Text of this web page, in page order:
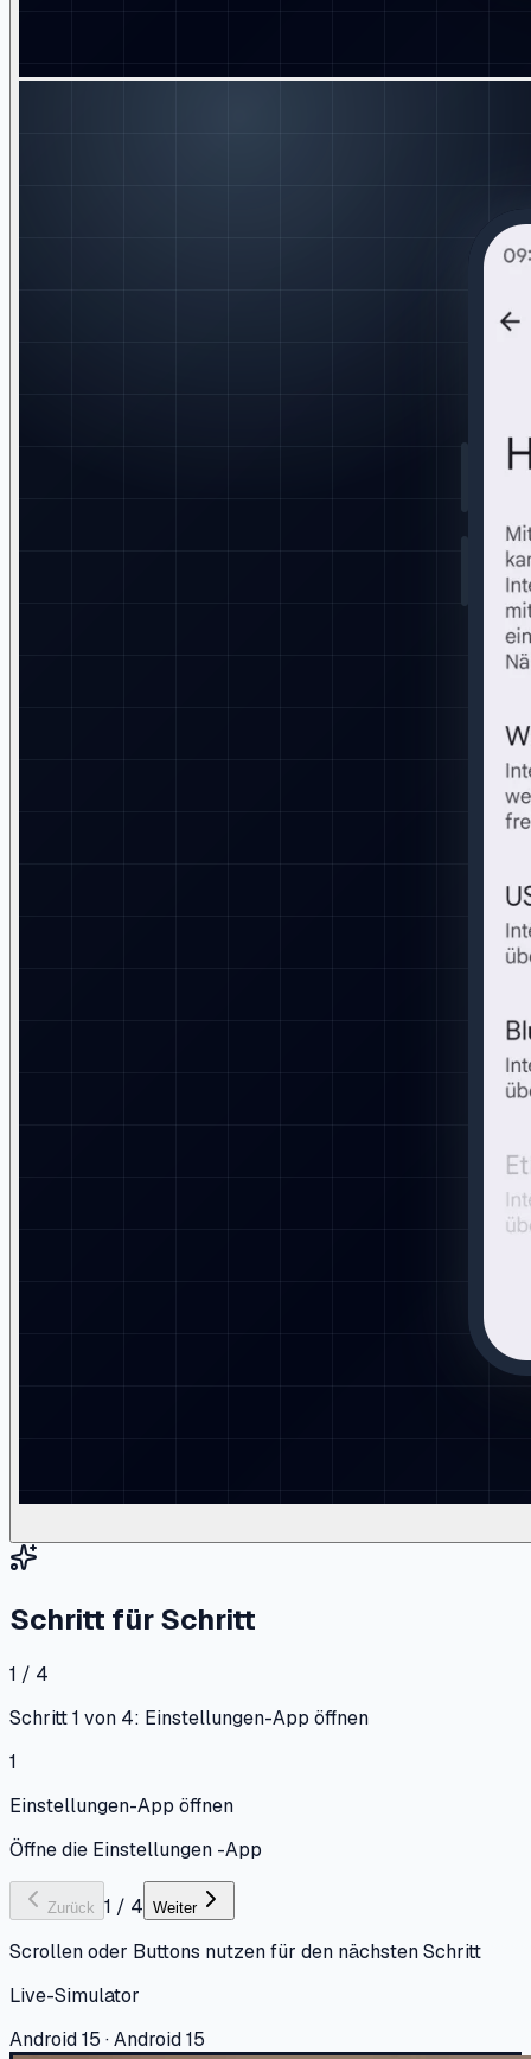
Schritt für Schritt
1 / 4
Schritt 1 von 4: Einstellungen-App öffnen
1
Einstellungen-App öffnen
Öffne die Einstellungen -App
Zurück 1 / 4 Weiter
Scrollen oder Buttons nutzen für den nächsten Schritt
Live-Simulator
Android 15 · Android 15